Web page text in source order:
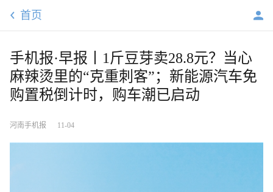
首页
手机报·早报丨1斤豆芽卖28.8元？当心
麻辣烫里的“克重刺客”；新能源汽车免
购置税倒计时，购车潮已启动
河南手机报 11-04